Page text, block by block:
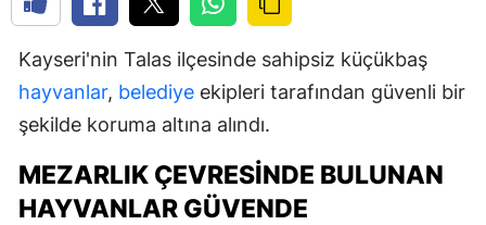
Kayseri'nin Talas ilçesinde sahipsiz küçükbaş
hayvanlar, belediye ekipleri tarafından güvenli bir
şekilde koruma altına alındı.
MEZARLIK ÇEVRESINDE BULUNAN
HAYVANLAR GÜVENDE